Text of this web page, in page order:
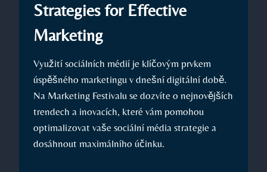
Strategies for Effective
Marketing
Využití sociálních⁤ médií je klíčovým prvkem‌
úspěšného marketingu v dnešní digitální době.
Na Marketing Festivalu se dozvíte o nejnovějších
trendech a inovacích, které vám pomohou
optimalizovat vaše sociální média strategie a
dosáhnout maximálního účinku.